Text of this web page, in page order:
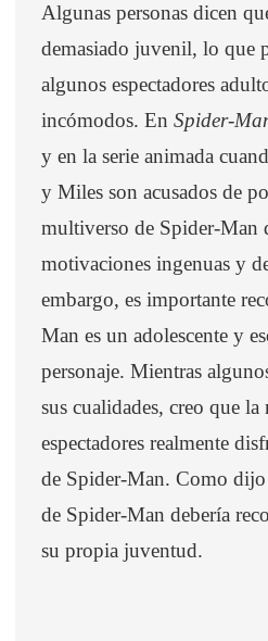
Algunas personas dicen
demasiado juvenil, lo que
algunos espectadores
incómodos. EnSpider-
y en la serie animada
y Miles son acusados de
multiverso de Spider-Man
motivaciones ingenuas y
embargo, es importante
Man es un adolescente y
personaje. Mientras
sus cualidades, creo que
espectadores realmente
de Spider-Man. Como
de Spider-Man debería
su propia juventud.